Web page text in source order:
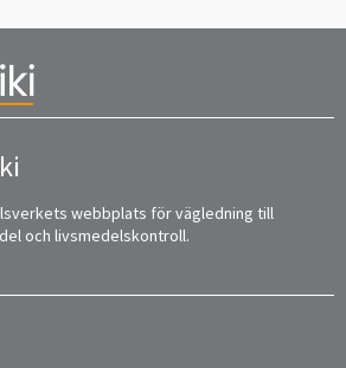
webbplats för vägledning till
och livsmedelskontroll.